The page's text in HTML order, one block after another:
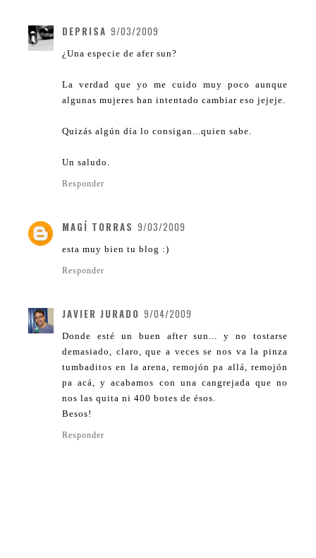
DEPRISA 9/03/2009
¿Una especie de afer sun?
La verdad que yo me cuido muy poco aunque
algunas mujeres han intentado cambiar eso jejeje.
Quizás algún día lo consigan...quien sabe.
Un saludo.
Responder
MAGÍ TORRAS 9/03/2009
esta muy bien tu blog :)
Responder
JAVIER JURADO 9/04/2009
Donde esté un buen after sun... y no tostarse
demasiado, claro, que a veces se nos va la pinza
tumbaditos en la arena, remojón pa allá, remojón
pa acá, y acabamos con una cangrejada que no
nos las quita ni 400 botes de ésos.
Besos!
Responder